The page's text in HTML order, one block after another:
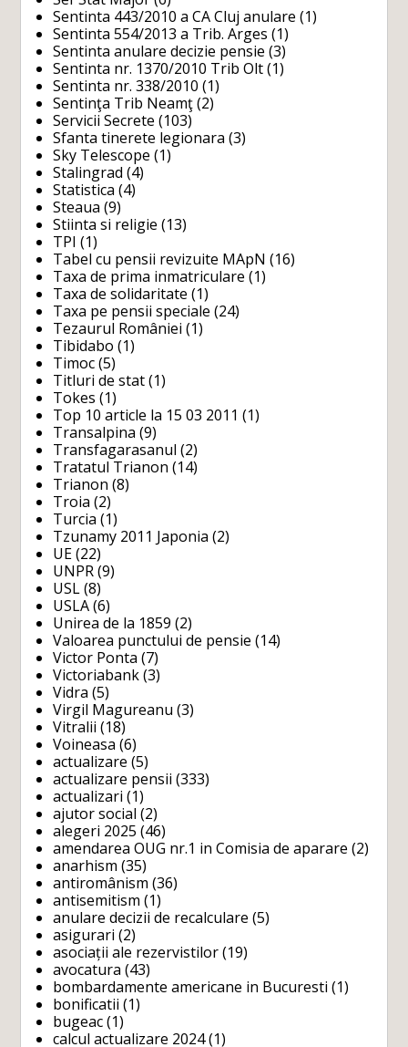
Sentinta 443/2010 a CA Cluj anulare (1)
Sentinta 554/2013 a Trib. Arges (1)
Sentinta anulare decizie pensie (3)
Sentinta nr. 1370/2010 Trib Olt (1)
Sentinta nr. 338/2010 (1)
Sentinţa Trib Neamţ (2)
Servicii Secrete (103)
Sfanta tinerete legionara (3)
Sky Telescope (1)
Stalingrad (4)
Statistica (4)
Steaua (9)
Stiinta si religie (13)
TPI (1)
Tabel cu pensii revizuite MApN (16)
Taxa de prima inmatriculare (1)
Taxa de solidaritate (1)
Taxa pe pensii speciale (24)
Tezaurul României (1)
Tibidabo (1)
Timoc (5)
Titluri de stat (1)
Tokes (1)
Top 10 article la 15 03 2011 (1)
Transalpina (9)
Transfagarasanul (2)
Tratatul Trianon (14)
Trianon (8)
Troia (2)
Turcia (1)
Tzunamy 2011 Japonia (2)
UE (22)
UNPR (9)
USL (8)
USLA (6)
Unirea de la 1859 (2)
Valoarea punctului de pensie (14)
Victor Ponta (7)
Victoriabank (3)
Vidra (5)
Virgil Magureanu (3)
Vitralii (18)
Voineasa (6)
actualizare (5)
actualizare pensii (333)
actualizari (1)
ajutor social (2)
alegeri 2025 (46)
amendarea OUG nr.1 in Comisia de aparare (2)
anarhism (35)
antiromânism (36)
antisemitism (1)
anulare decizii de recalculare (5)
asigurari (2)
asociații ale rezervistilor (19)
avocatura (43)
bombardamente americane in Bucuresti (1)
bonificatii (1)
bugeac (1)
calcul actualizare 2024(1)